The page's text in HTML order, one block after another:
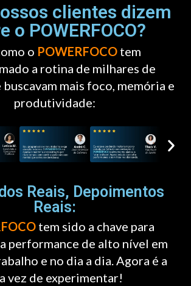
clientes dizem
o POWERFOCO?
o POWERFOCO tem
a rotina de milhares de
buscavam mais foco, memória e
produtividade:
Reais, Depoimentos
Reais:
tem sido a chave para
performance de alto nível em
e no dia a dia. Agora é a
vez de experimentar!